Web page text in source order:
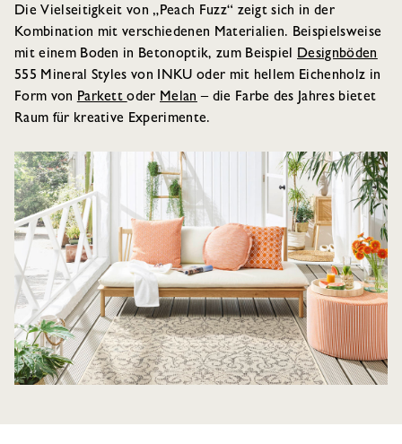
Die Vielseitigkeit von „Peach Fuzz“ zeigt sich in der
Kombination mit verschiedenen Materialien. Beispielsweise
mit einem Boden in Betonoptik, zum Beispiel Designböden
555 Mineral Styles von INKU oder mit hellem Eichenholz in
Form von Parkettoder Melan – die Farbe des Jahres bietet
Raum für kreative Experimente.